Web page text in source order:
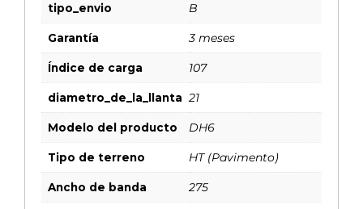
tipo_envio B
Garantía 3 meses
Índice de carga 107
diametro_de_la_llanta 21
Modelo del producto DH6
Tipo de terreno HT (Pavimento)
Ancho de banda 275